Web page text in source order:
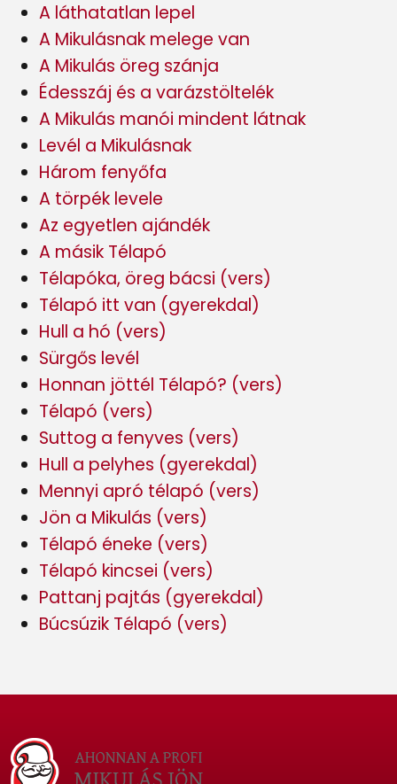
A láthatatlan lepel
A Mikulásnak melege van
A Mikulás öreg szánja
Édesszáj és a varázstöltelék
A Mikulás manói mindent látnak
Levél a Mikulásnak
Három fenyőfa
A törpék levele
Az egyetlen ajándék
A másik Télapó
Télapóka, öreg bácsi (vers)
Télapó itt van (gyerekdal)
Hull a hó (vers)
Sürgős levél
Honnan jöttél Télapó? (vers)
Télapó (vers)
Suttog a fenyves (vers)
Hull a pelyhes (gyerekdal)
Mennyi apró télapó (vers)
Jön a Mikulás (vers)
Télapó éneke (vers)
Télapó kincsei (vers)
Pattanj pajtás (gyerekdal)
Búcsúzik Télapó (vers)